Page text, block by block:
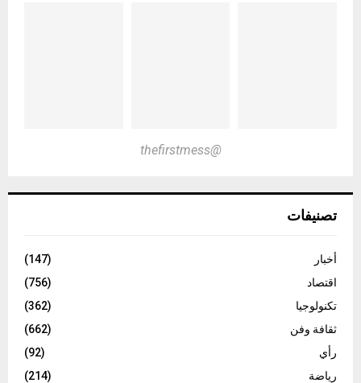
@thefirstmess
تصنيفات
أخبار
(147)
اقتصاد
(756)
تكنولوجيا
(362)
ثقافة وفن
(662)
رأي
(92)
رياضة
(214)